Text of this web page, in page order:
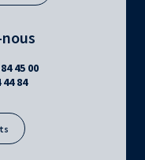
45 00
44 84